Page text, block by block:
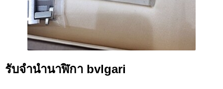
รับจำนำนาฬิกา bvlgari